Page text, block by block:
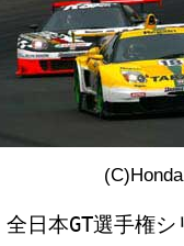
(C)Honda
全日本GT選手権